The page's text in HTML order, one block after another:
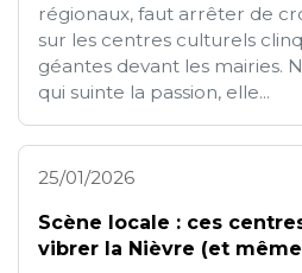
régionaux, faut arrêter de
sur les centres culturels
géantes devant les mairies.
qui suinte la passion, elle...
25/01/2026
Scène locale : ces
vibrer la Nièvre (et